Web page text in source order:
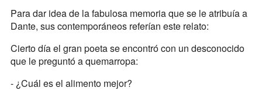
Para dar idea de la fabulosa memoria que se le atribuía a
Dante, sus contemporáneos referían este relato:
Cierto día el gran poeta se encontró con un desconocido
que le preguntó a quemarropa:
- ¿Cuál es el alimento mejor?